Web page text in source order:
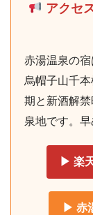
アクセ
赤湯温泉の
烏帽子山千
期と新酒解
泉地です。
▶ 楽
▶ 赤